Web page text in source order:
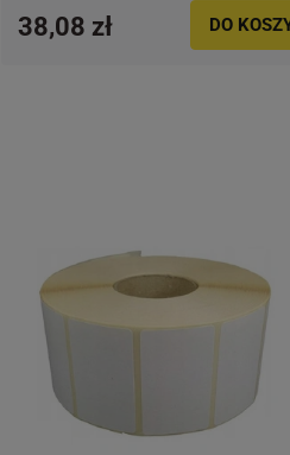
38,08 zł DO